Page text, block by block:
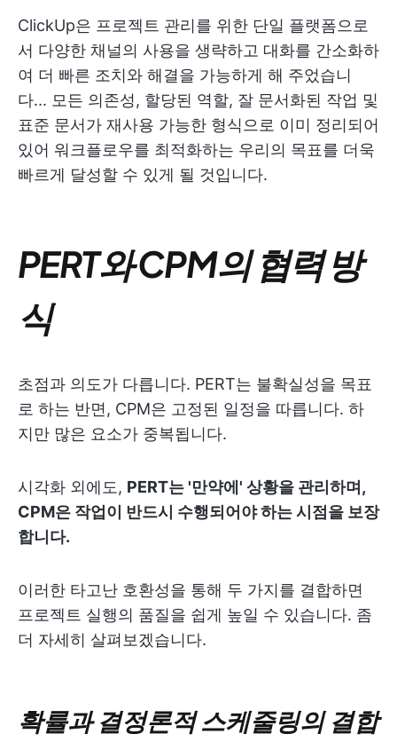
ClickUp은 프로젝트 관리를 위한 단일 플랫폼으로
서 다양한 채널의 사용을 생략하고 대화를 간소화하
여 더 빠른 조치와 해결을 가능하게 해 주었습니
다... 모든 의존성, 할당된 역할, 잘 문서화된 작업 및
표준 문서가 재사용 가능한 형식으로 이미 정리되어
있어 워크플로우를 최적화하는 우리의 목표를 더욱
빠르게 달성할 수 있게 될 것입니다.
PERT와 CPM의 협력 방
식
초점과 의도가 다릅니다. PERT는 불확실성을 목표
로 하는 반면, CPM은 고정된 일정을 따릅니다. 하
지만 많은 요소가 중복됩니다.
시각화 외에도, PERT는 '만약에' 상황을 관리하며,
CPM은 작업이 반드시 수행되어야 하는 시점을 보장
합니다.
이러한 타고난 호환성을 통해 두 가지를 결합하면
프로젝트 실행의 품질을 쉽게 높일 수 있습니다. 좀
더 자세히 살펴보겠습니다.
확률과 결정론적 스케줄링의 결합